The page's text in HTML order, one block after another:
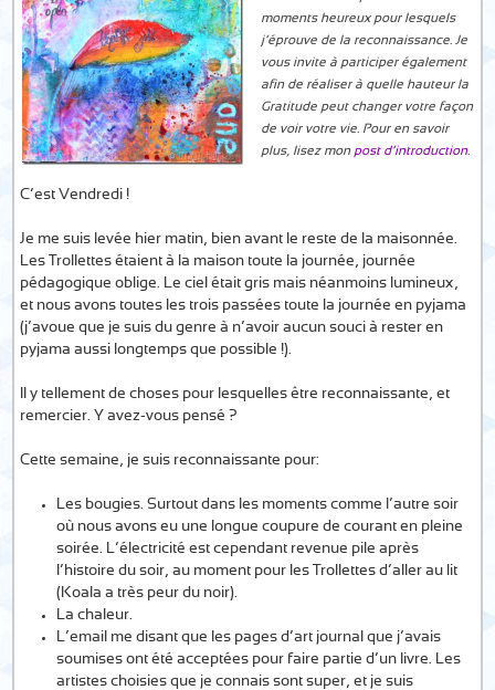
moments heureux pour lesquels
j’éprouve de la reconnaissance. Je
vous invite à participer également
afin de réaliser à quelle hauteur la
Gratitude peut changer votre façon
de voir votre vie. Pour en savoir
plus, lisez mon post d’introduction.
C’est Vendredi !
Je me suis levée hier matin, bien avant le reste de la maisonnée.
Les Trollettes étaient à la maison toute la journée, journée
pédagogique oblige. Le ciel était gris mais néanmoins lumineux,
et nous avons toutes les trois passées toute la journée en pyjama
(j’avoue que je suis du genre à n’avoir aucun souci à rester en
pyjama aussi longtemps que possible !).
Il y tellement de choses pour lesquelles être reconnaissante, et
remercier. Y avez-vous pensé ?
Cette semaine, je suis reconnaissante pour:
Les bougies. Surtout dans les moments comme l’autre soir
où nous avons eu une longue coupure de courant en pleine
soirée. L’électricité est cependant revenue pile après
l’histoire du soir, au moment pour les Trollettes d’aller au lit
(Koala a très peur du noir).
La chaleur.
L’email me disant que les pages d’art journal que j’avais
soumises ont été acceptées pour faire partie d’un livre. Les
artistes choisies que je connais sont super, et je suis